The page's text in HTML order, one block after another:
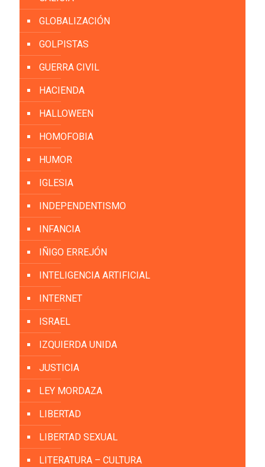
GLOBALIZACIÓN
GOLPISTAS
GUERRA CIVIL
HACIENDA
HALLOWEEN
HOMOFOBIA
HUMOR
IGLESIA
INDEPENDENTISMO
INFANCIA
IÑIGO ERREJÓN
INTELIGENCIA ARTIFICIAL
INTERNET
ISRAEL
IZQUIERDA UNIDA
JUSTICIA
LEY MORDAZA
LIBERTAD
LIBERTAD SEXUAL
LITERATURA – CULTURA